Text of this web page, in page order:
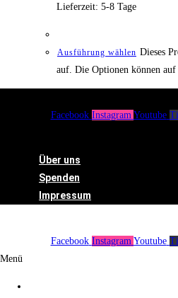
Lieferzeit: 5-8 Tage
Ausführung wählen Dieses
auf. Die Optionen können
Facebook Instagram Youtube
Über uns
Spenden
Impressum
Facebook Instagram Youtube
Menü